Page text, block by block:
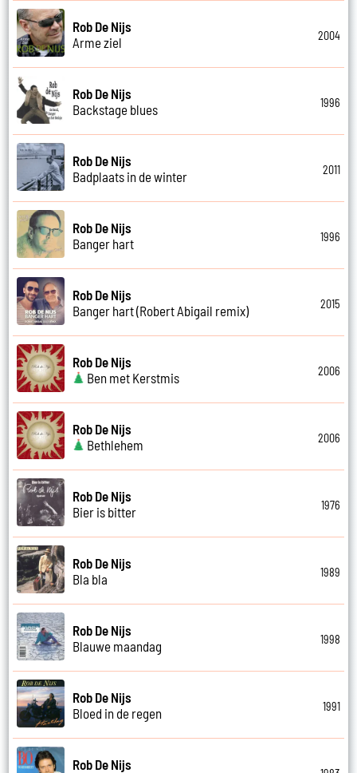
Rob De Nijs
Arme ziel
2004
Rob De Nijs
Backstage blues
1996
Rob De Nijs
Badplaats in de winter
2011
Rob De Nijs
Banger hart
1996
Rob De Nijs
Banger hart (Robert Abigail remix)
2015
Rob De Nijs
Ben met Kerstmis
2006
Rob De Nijs
Bethlehem
2006
Rob De Nijs
Bier is bitter
1976
Rob De Nijs
Bla bla
1989
Rob De Nijs
Blauwe maandag
1998
Rob De Nijs
Bloed in de regen
1991
Rob De Nijs